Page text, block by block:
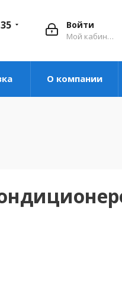
Войти
Мой кабинет
О компании